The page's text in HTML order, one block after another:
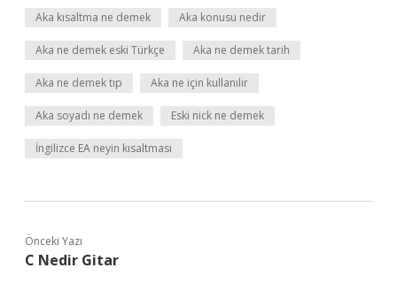
Aka kısaltma ne demek Aka konusu nedir
Aka ne demek eski Türkçe Aka ne demek tarih
Aka ne demek tıp Aka ne için kullanılır
Aka soyadı ne demek Eski nick ne demek
İngilizce EA neyin kısaltması
Önceki Yazı
C Nedir Gitar